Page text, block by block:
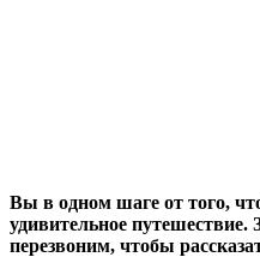
Вы в одном шаге от того,
удивительное
перезвоним, чтобы